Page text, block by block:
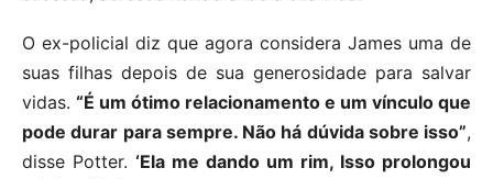
O ex-policial diz que agora considera James uma de
suas filhas depois de sua generosidade para salvar
vidas. “É um ótimo relacionamento e um vínculo que
pode durar para sempre. Não há dúvida sobre isso”,
disse Potter. ‘Ela me dando um rim, Isso prolongou